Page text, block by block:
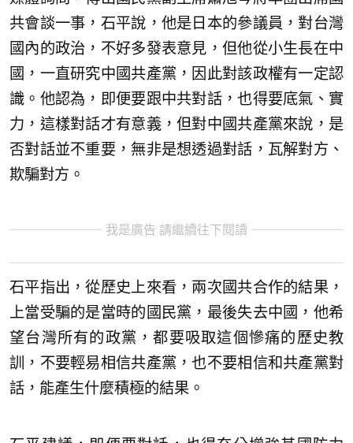
共會談一事，石平說，他是日本的參議員，對台灣
國內的政治，不好多發表意見，但他從小生長在中
國，一直研究中國共產黨，因此對該政權有一定認
識。他認為，即便要跟中共對話，也得要底氣、實
力，這樣對話才有意義，但對中國共產黨來說，是
否對話並不重要，無非是想透過對話，瓦解對方、
欺騙對方。
我是廣告 請繼續往下閱讀
石平指出，從歷史上來看，兩次國共合作的結果，
上當受騙的是當時的國民黨，最後失去中國，他希
望台灣所有的政黨，都要吸取這個慘痛的歷史教
訓，不要輕易相信共產黨，也不要相信和共產黨對
話，能產生什麼積極的結果。